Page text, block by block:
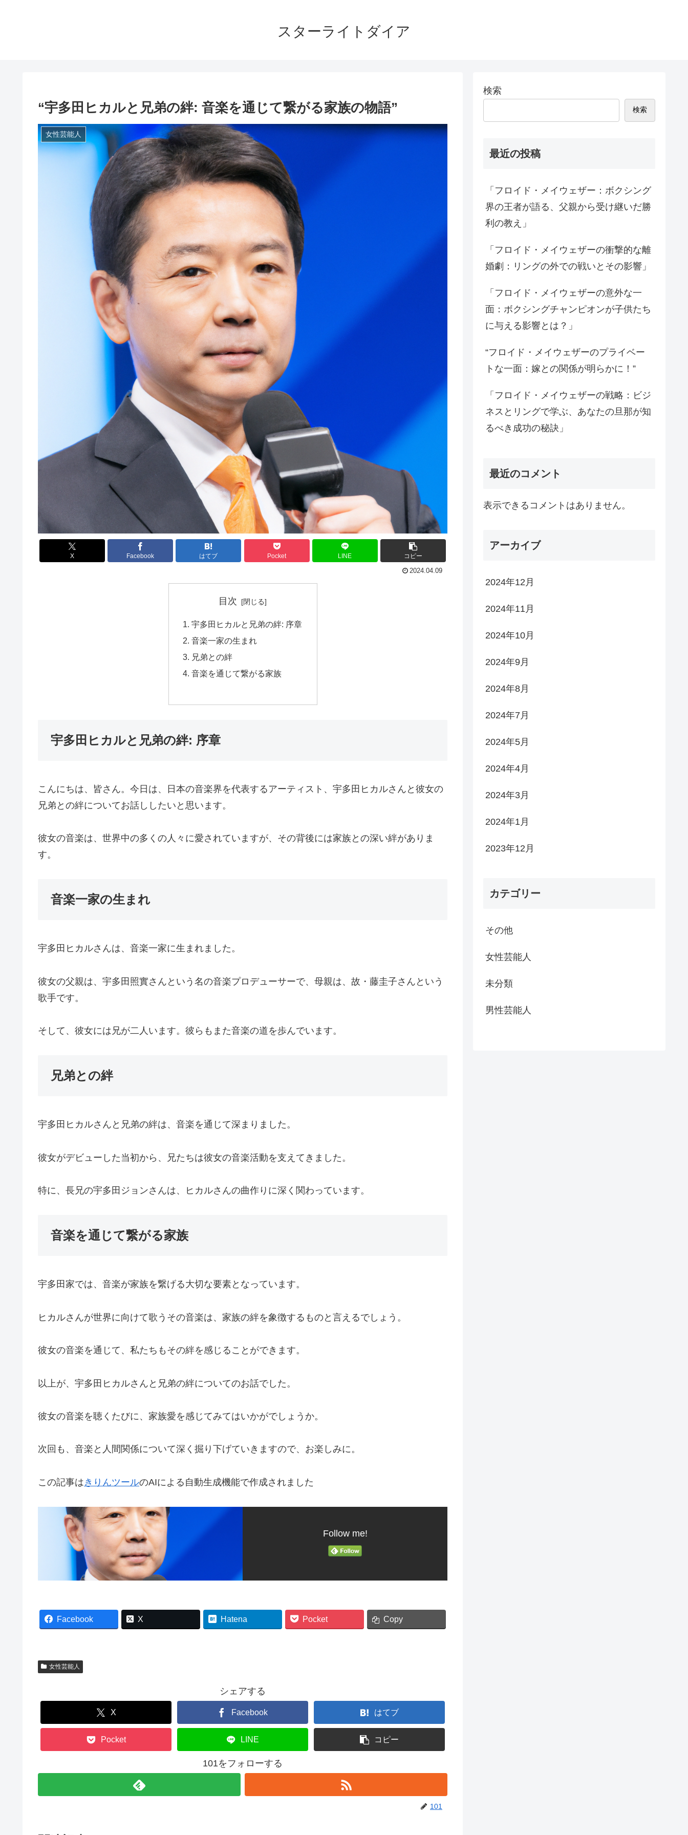
スターライトダイア
“宇多田ヒカルと兄弟の絆: 音楽を通じて繋がる家族の物語”
女性芸能人
X Facebook はてブ Pocket LINE コピー
2024.04.09
目次
宇多田ヒカルと兄弟の絆: 序章
音楽一家の生まれ
兄弟との絆
音楽を通じて繋がる家族
宇多田ヒカルと兄弟の絆: 序章
こんにちは、皆さん。今日は、日本の音楽界を代表するアーティスト、宇多田ヒカルさんと彼女の
兄弟との絆についてお話ししたいと思います。
彼女の音楽は、世界中の多くの人々に愛されていますが、その背後には家族との深い絆がありま
す。
音楽一家の生まれ
宇多田ヒカルさんは、音楽一家に生まれました。
彼女の父親は、宇多田照實さんという名の音楽プロデューサーで、母親は、故・藤圭子さんという
歌手です。
そして、彼女には兄が二人います。彼らもまた音楽の道を歩んでいます。
兄弟との絆
宇多田ヒカルさんと兄弟の絆は、音楽を通じて深まりました。
彼女がデビューした当初から、兄たちは彼女の音楽活動を支えてきました。
特に、長兄の宇多田ジョンさんは、ヒカルさんの曲作りに深く関わっています。
音楽を通じて繋がる家族
宇多田家では、音楽が家族を繋げる大切な要素となっています。
ヒカルさんが世界に向けて歌うその音楽は、家族の絆を象徴するものと言えるでしょう。
彼女の音楽を通じて、私たちもその絆を感じることができます。
以上が、宇多田ヒカルさんと兄弟の絆についてのお話でした。
彼女の音楽を聴くたびに、家族愛を感じてみてはいかがでしょうか。
次回も、音楽と人間関係について深く掘り下げていきますので、お楽しみに。
この記事は きりんツールのAIによる自動生成機能で作成されました
Follow me!
Facebook X Hatena Pocket Copy
女性芸能人
シェアする
X Facebook はてブ
Pocket LINE コピー
101をフォローする
101
検索
検索
最近の投稿
「フロイド・メイウェザー：ボクシング
界の王者が語る、父親から受け継いだ勝
利の教え」
「フロイド・メイウェザーの衝撃的な離
婚劇：リングの外での戦いとその影響」
「フロイド・メイウェザーの意外な一
面：ボクシングチャンピオンが子供たち
に与える影響とは？」
“フロイド・メイウェザーのプライベー
トな一面：嫁との関係が明らかに！”
「フロイド・メイウェザーの戦略：ビジ
ネスとリングで学ぶ、あなたの旦那が知
るべき成功の秘訣」
最近のコメント
表示できるコメントはありません。
アーカイブ
2024年12月
2024年11月
2024年10月
2024年9月
2024年8月
2024年7月
2024年5月
2024年4月
2024年3月
2024年1月
2023年12月
カテゴリー
その他
女性芸能人
未分類
男性芸能人